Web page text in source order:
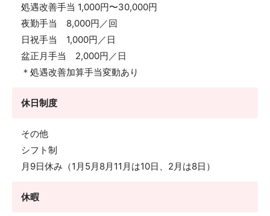
処遇改善手当 1,000円〜30,000円
夜勤手当 8,000円／回
日祝手当 1,000円／日
盆正月手当 2,000円／日
＊処遇改善加算手当変動あり
休日制度
その他
シフト制
月9日休み（1月5月8月11月は10日、2月は8日）
休暇